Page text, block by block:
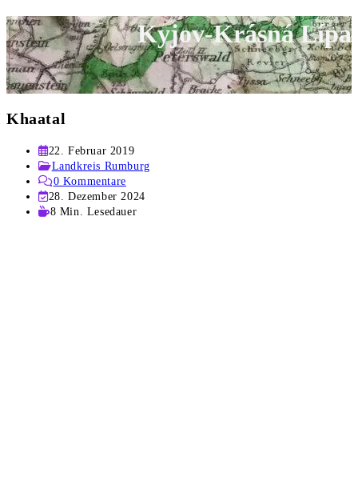
durchsuchen
Kyjov-Krásná Lípa
Khaatal
Beitrag
veröffentlicht:
22. Februar 2019
Beitrags-
Kategorie:
Landkreis Rumburg
Beitrags-
Kommentare:
0 Kommentare
Beitrag
zuletzt
28. Dezember 2024
Lesedauer:
8 Min. Lesedauer